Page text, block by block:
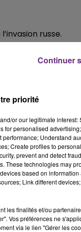
FM
russe.
Caillot à
départ de ce
priorité
or our legitimate interest:
for personalised
Understand
Create profiles to
prevent and detect
These technologies may
based on information
Link different
les finalités et/ou
Vos préférences ne
via le lien "Gérer les
Continuer